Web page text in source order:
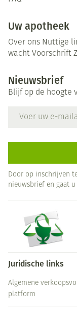
Uw apotheek
Over ons Nuttige
wacht Voorschrift
Nieuwsbrief
Blijf op de hoogte
Door op inschrijven
nieuwsbrief en gaat
Juridische links
Algemene
platform